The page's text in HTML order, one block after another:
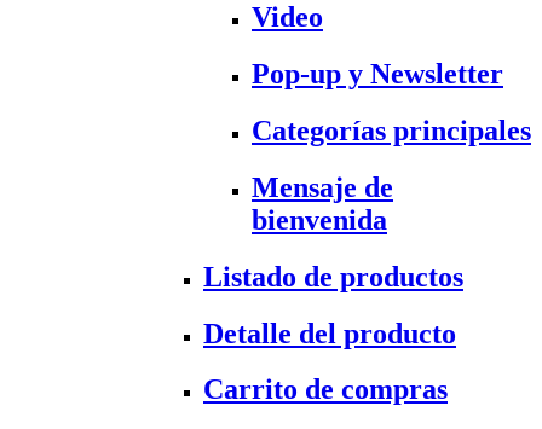
Video
Pop-up y Newsletter
Categorías principales
Mensaje de
bienvenida
Listado de productos
Detalle del producto
Carrito de compras